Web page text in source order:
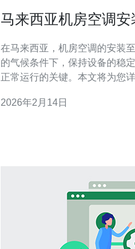
马来西亚机房空调
在马来西亚，机房空调的安装
的气候条件下，保持设备的稳
正常运行的关键。本文将为您
作伙伴，以帮助您更好地管理
2026年2月14日